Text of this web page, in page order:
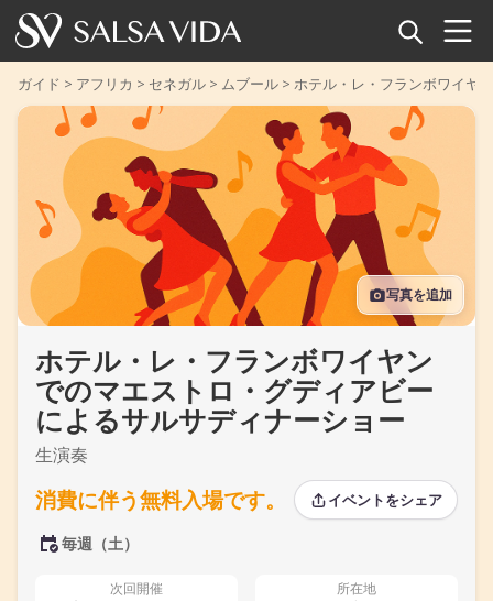
ホーム
イベント
ニュース
記事
動画
サルサ用語集
ショップ
TuneTempo
イベントを追加
ガイド > アフリカ > セネガル > ムブール > ホテル・レ・フランボワイヤ
写真を追加
ホテル・レ・フランボワイヤン
でのマエストロ・グディアビー
によるサルサディナーショー
生演奏
消費に伴う無料入場です。 イベントをシェア
毎週（土）
次回開催 所在地